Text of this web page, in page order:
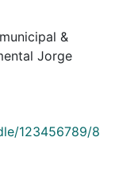
&
Jorge
123456789/8